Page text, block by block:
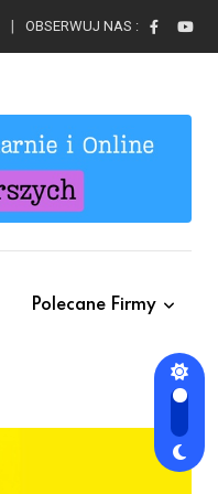
OBSERWUJ NAS :
Polecane Firmy